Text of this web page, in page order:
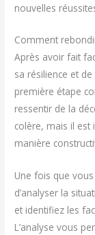
nouvelles
Comment
Après avoir fait
sa résilience et
première étape
ressentir de la
colère, mais il est
manière
Une fois que
d’analyser la
et identifiez les
L’analyse vous